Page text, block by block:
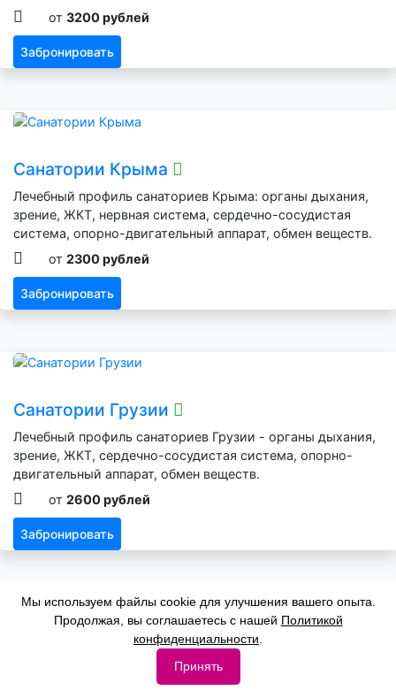
от 3200 рублей
Забронировать
Санатории Крыма
Лечебный профиль санаториев Крыма: органы дыхания,
зрение, ЖКТ, нервная система, сердечно-сосудистая
система, опорно-двигательный аппарат, обмен веществ.
от 2300 рублей
Забронировать
Санатории Грузии
Лечебный профиль санаториев Грузии - органы дыхания,
зрение, ЖКТ, сердечно-сосудистая система, опорно-
двигательный аппарат, обмен веществ.
от 2600 рублей
Забронировать
Санатории Абхазии
Лечебный профиль санаториев Абхазии - органы
Мы используем файлы cookie для улучшения вашего опыта.
Продолжая, вы соглашаетесь с нашей Политикой
конфиденциальности
Принять